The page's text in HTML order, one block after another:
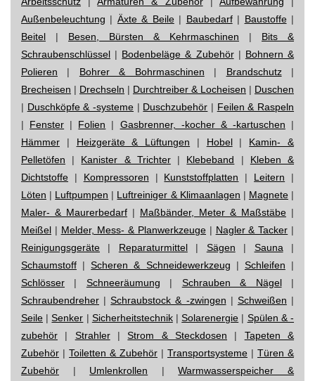
Außenbeleuchtung | Äxte & Beile| Baubedarf| Baustoffe|
Beitel | Besen, Bürsten & Kehrmaschinen | Bits &
Schraubenschlüssel | Bodenbeläge & Zubehör| Bohnern &
Polieren | Bohrer & Bohrmaschinen | Brandschutz|
Brecheisen | Drechseln | Durchtreiber & Locheisen | Duschen
| Duschköpfe & -systeme | Duschzubehör | Feilen & Raspeln
| Fenster | Folien | Gasbrenner, -kocher & -kartuschen |
Hämmer | Heizgeräte & Lüftungen | Hobel| Kamin- &
Pelletöfen | Kanister & Trichter| Klebeband | Kleben &
Dichtstoffe | Kompressoren | Kunststoffplatten | Leitern |
Löten | Luftpumpen | Luftreiniger & Klimaanlagen | Magnete|
Maler- & Maurerbedarf | Maßbänder, Meter & Maßstäbe |
Meißel | Melder, Mess- & Planwerkzeuge | Nagler & Tacker |
Reinigungsgeräte | Reparaturmittel| Sägen | Sauna |
Schaumstoff |Scheren & Schneidewerkzeug | Schleifen |
Schlösser | Schneeräumung | Schrauben & Nägel|
Schraubendreher |Schraubstock & -zwingen | Schweißen |
Seile |Senker | Sicherheitstechnik|Solarenergie | Spülen & -
zubehör | Strahler|Strom & Steckdosen | Tapeten &
Zubehör | Toiletten & Zubehör | Transportsysteme | Türen &
Zubehör | Umlenkrollen |Warmwasserspeicher &